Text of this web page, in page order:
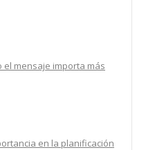
el mensaje importa más
en la planificación